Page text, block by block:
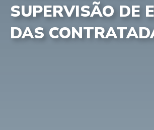
SUPERVISÃO DE
DAS